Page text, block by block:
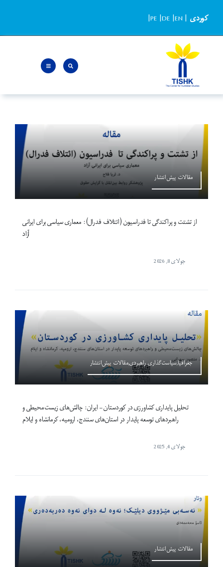
content
کوردی |
PE |DE |EN
|
مقالات پیش‌انتشار
از تشتت و پراکندگی تا فدراسیون (ائتلاف فدرال): معماری سیاسی برای ایرانی
آزاد
جولای 8, 2026
جغرافیا,سیاست‌گذاری راهبردی,مقالات پیش‌انتشار
تحلیل پایداری کشاورزی در کوردستان – ایران: چالش‌های زیست‌محیطی و
راهبردهای توسعه پایدار در استان‌های سنندج، ارومیه، کرمانشاه و ایلام
جولای 4, 2025
مقالات پیش‌انتشار